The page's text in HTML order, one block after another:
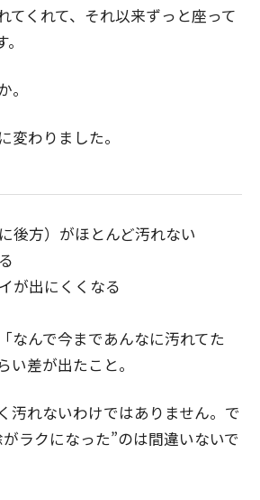
てくれて、それ以来ずっと座って
。
変わりました。
後方）がほとんど汚れない
が出にくくなる
なんで今まであんなに汚れてた
い差が出たこと。
汚れないわけではありません。で
ラクになった”のは間違いないで